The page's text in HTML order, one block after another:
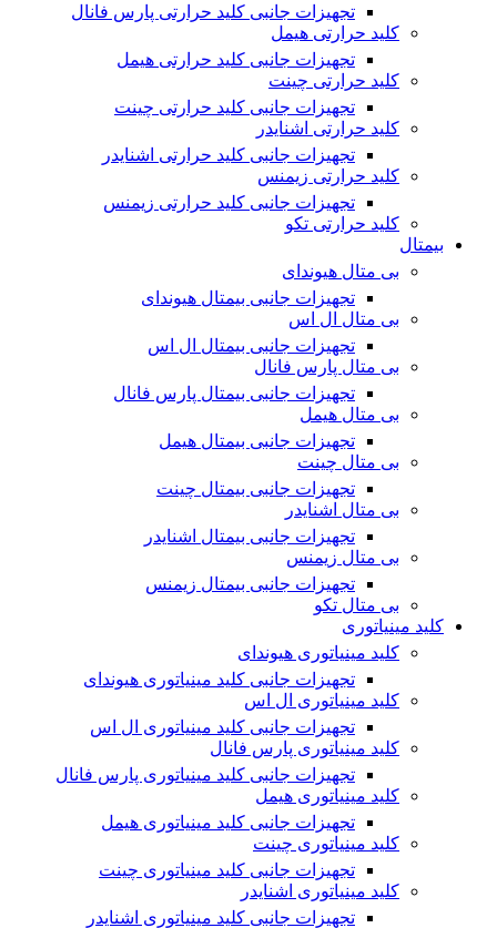
تجهیزات جانبی کلید حرارتی پارس فانال
کلید حرارتی هیمل
تجهیزات جانبی کلید حرارتی هیمل
کلید حرارتی چینت
تجهیزات جانبی کلید حرارتی چینت
کلید حرارتی اشنایدر
تجهیزات جانبی کلید حرارتی اشنایدر
کلید حرارتی زیمنس
تجهیزات جانبی کلید حرارتی زیمنس
کلید حرارتی تکو
بیمتال
بی متال هیوندای
تجهیزات جانبی بیمتال هیوندای
بی متال ال اس
تجهیزات جانبی بیمتال ال اس
بی متال پارس فانال
تجهیزات جانبی بیمتال پارس فانال
بی متال هیمل
تجهیزات جانبی بیمتال هیمل
بی متال چینت
تجهیزات جانبی بیمتال چینت
بی متال اشنایدر
تجهیزات جانبی بیمتال اشنایدر
بی متال زیمنس
تجهیزات جانبی بیمتال زیمنس
بی متال تکو
کلید مینیاتوری
کلید مینیاتوری هیوندای
تجهیزات جانبی کلید مینیاتوری هیوندای
کلید مینیاتوری ال اس
تجهیزات جانبی کلید مینیاتوری ال اس
کلید مینیاتوری پارس فانال
تجهیزات جانبی کلید مینیاتوری پارس فانال
کلید مینیاتوری هیمل
تجهیزات جانبی کلید مینیاتوری هیمل
کلید مینیاتوری چینت
تجهیزات جانبی کلید مینیاتوری چینت
کلید مینیاتوری اشنایدر
تجهیزات جانبی کلید مینیاتوری اشنایدر